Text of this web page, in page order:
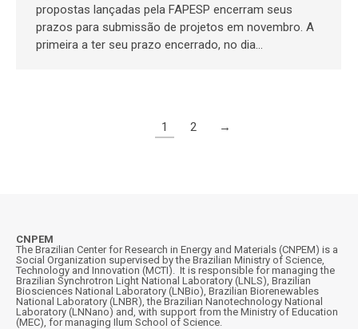
propostas lançadas pela FAPESP encerram seus
prazos para submissão de projetos em novembro. A
primeira a ter seu prazo encerrado, no dia…
1 2 →
CNPEM
The Brazilian Center for Research in Energy and Materials (CNPEM) is a
Social Organization supervised by the Brazilian Ministry of Science,
Technology and Innovation (MCTI). It is responsible for managing the
Brazilian Synchrotron Light National Laboratory (LNLS), Brazilian
Biosciences National Laboratory (LNBio), Brazilian Biorenewables
National Laboratory (LNBR), the Brazilian Nanotechnology National
Laboratory (LNNano) and, with support from the Ministry of Education
(MEC), for managing Ilum School of Science.